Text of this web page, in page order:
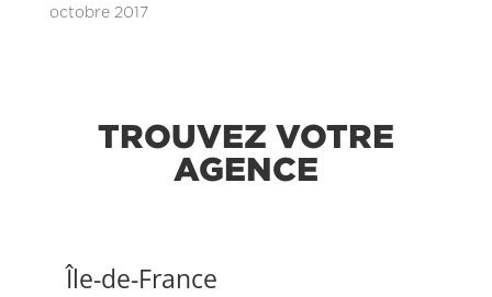
octobre 2017
TROUVEZ VOTRE
AGENCE
Île-de-France